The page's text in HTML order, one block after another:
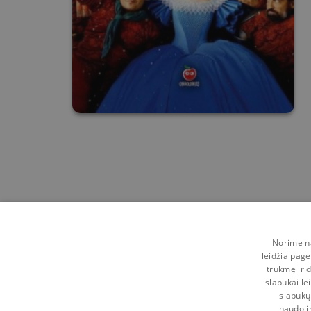
Norime
leidžia
trukmę ir
slapukai